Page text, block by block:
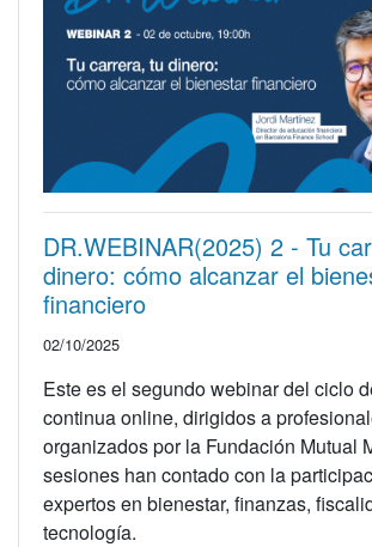
DR.WEBINAR(2025) 2 - Tu
dinero: cómo alcanzar el
financiero
02/10/2025
Este es el segundo webinar del ciclo
continua online, dirigidos a
organizados por la Fundación Mutual
sesiones han contado con la
expertos en bienestar, finanzas,
tecnología.